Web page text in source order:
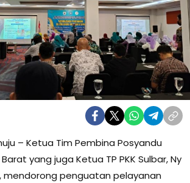
– Ketua Tim Pembina Posyandu
yang juga Ketua TP PKK Sulbar, Ny
mendorong penguatan pelayanan